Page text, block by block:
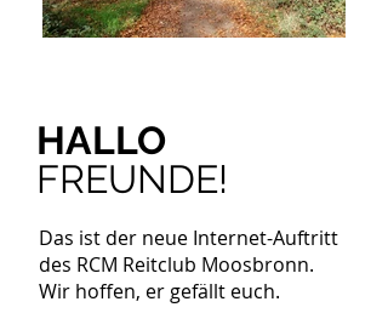
HALLO
FREUNDE!
Das ist der neue Internet-Auftritt
des RCM Reitclub Moosbronn.
Wir hoffen, er gefällt euch.